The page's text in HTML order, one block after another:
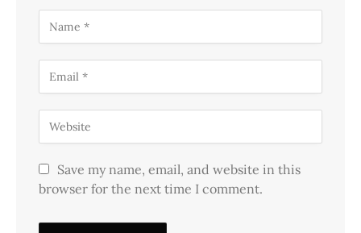
Save my name, email, and website in this
browser for the next time I comment.